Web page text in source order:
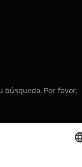
búsqueda. Por favor,